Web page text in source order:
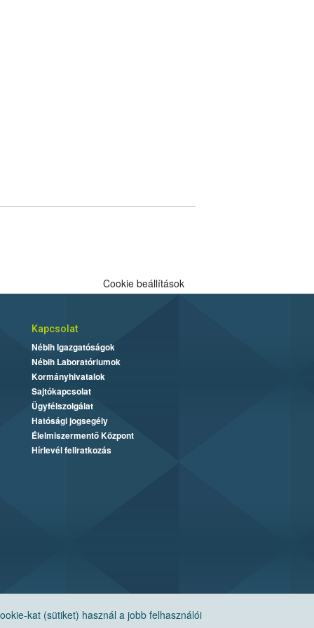
kat (sütiket) használ a jobb felhasználói
Cookie beállítások
Kapcsolat
Nébih Igazgatóságok
Nébih Laboratóriumok
Kormányhivatalok
Sajtókapcsolat
Ügyfélszolgálat
Hatósági jogsegély
Élelmiszermentő Központ
Hírlevél feliratkozás